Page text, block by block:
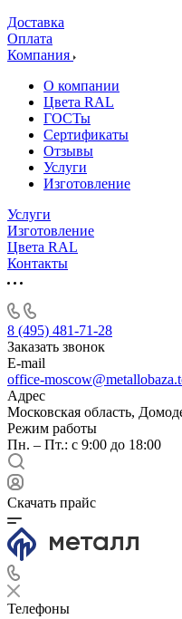
Доставка
Оплата
Компания
О компании
Цвета RAL
ГОСТы
Сертификаты
Отзывы
Услуги
Изготовление
Услуги
Изготовление
Цвета RAL
Контакты
8 (495) 481-71-28
Заказать звонок
E-mail
office-
Адрес
Московская область,
Режим работы
Пн. – Пт.: с 9:00 до 18:00
Скачать прайс
Телефоны